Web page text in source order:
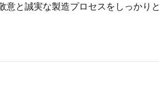
意と誠実な製造プロセスをしっかりと